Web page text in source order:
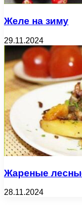
Желе на зиму
29.11.2024
Жареные
28.11.2024